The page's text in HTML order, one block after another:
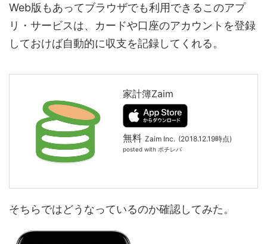
Web版もあってブラウザでも利用できるこのアプ
リ・サービスは、カードや口座のアカウントを登録
しておけば自動的に収支を記録してくれる。
家計簿Zaim
無料 Zaim Inc. (2018.12.19時点)
posted with ポチレバ
そちらではどうなっているのか確認してみた。